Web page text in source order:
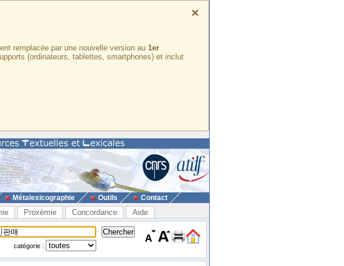
×
remplacée par une nouvelle version au 1er
(ordinateurs, tablettes, smartphones) et inclut
Métalexicographie Outils Contact
Proxémie Concordance Aide
catégorie :